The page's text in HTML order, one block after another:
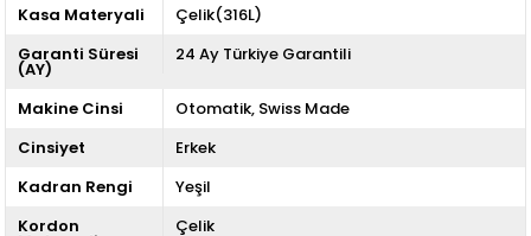
Kasa Materyali
Çelik(316L)
Garanti Süresi
(AY)
24 Ay Türkiye Garantili
Makine Cinsi Otomatik Swiss Made
Cinsiyet
Erkek
Kadran Rengi
Yeşil
Kordon
Çelik